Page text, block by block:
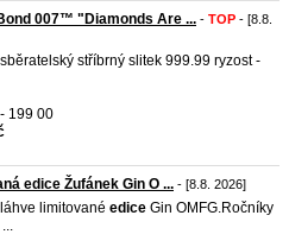
007™ "Diamonds Are ... - TOP - [8.8.
stříbrný slitek 999.99 ryzost -
199 00
edice Žufánek Gin O ... - [8.8. 2026]
limitované edice Gin OMFG.Ročníky